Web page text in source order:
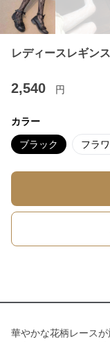
レディースレギン
2,540 円
カラー
ブラック フラ
華やかな花柄レース